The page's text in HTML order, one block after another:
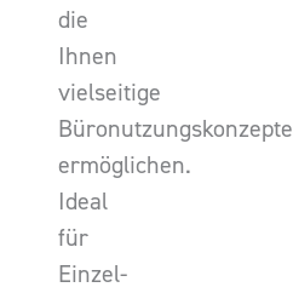
die
Ihnen
vielseitige
Büronutzungskonzepte
ermöglichen.
Ideal
für
Einzel-